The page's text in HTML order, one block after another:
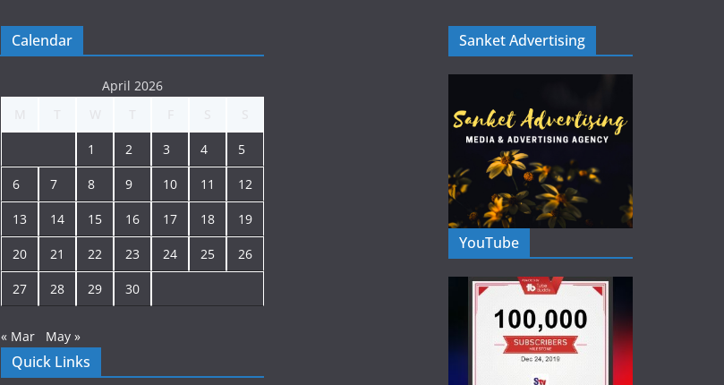
Calendar
April 2026
1 2 3 4 5
6 7 8 9 10 11 12
13 14 15 16 17 18 19
20 21 22 23 24 25 26
27 28 29 30
« Mar May »
Quick Links
Sanket Advertising
YouTube